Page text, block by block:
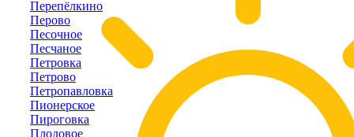
Перепёлкино
Перово
Песочное
Песчаное
Петровка
Петрово
Петропавловка
Пионерское
Пироговка
Плодовое